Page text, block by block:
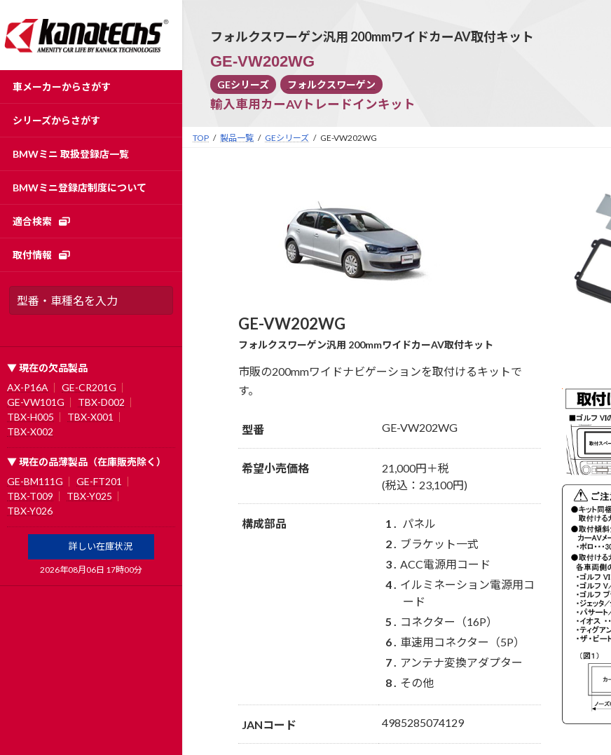
ン
テ
ビ
ゲ
車メーカーからさがす
シリーズからさがす
BMWミニ 取扱登録店一覧
BMWミニ登録店制度について
適合検索
取付情報
▼ 現在の欠品製品
AX-P16A
GE-CR201G
GE-VW101G
TBX-D002
TBX-H005
TBX-X001
TBX-X002
▼ 現在の品薄製品（在庫販売除く）
GE-BM111G
GE-FT201
TBX-T009
TBX-Y025
TBX-Y026
詳しい在庫状況
2026年08月06日 17時00分
フォルクスワーゲン汎用 200mmワイドカーAV取付キット
GE-VW202WG
GEシリーズ フォルクスワーゲン
輸入車用カーAVトレードインキット
TOP 製品一覧 GEシリーズ GE-VW202WG
GE-VW202WG
フォルクスワーゲン汎用 200mmワイドカーAV取付キット
市販の200mmワイドナビゲーションを取付けるキットで
す。
型番 GE-VW202WG
希望小売価格
21,000円＋税
(税込：23,100円)
構成部品
パネル
ブラケット一式
ACC電源用コード
イルミネーション電源用コ
ード
コネクター（16P）
車速用コネクター（5P）
アンテナ変換アダプター
その他
JANコード 4985285074129